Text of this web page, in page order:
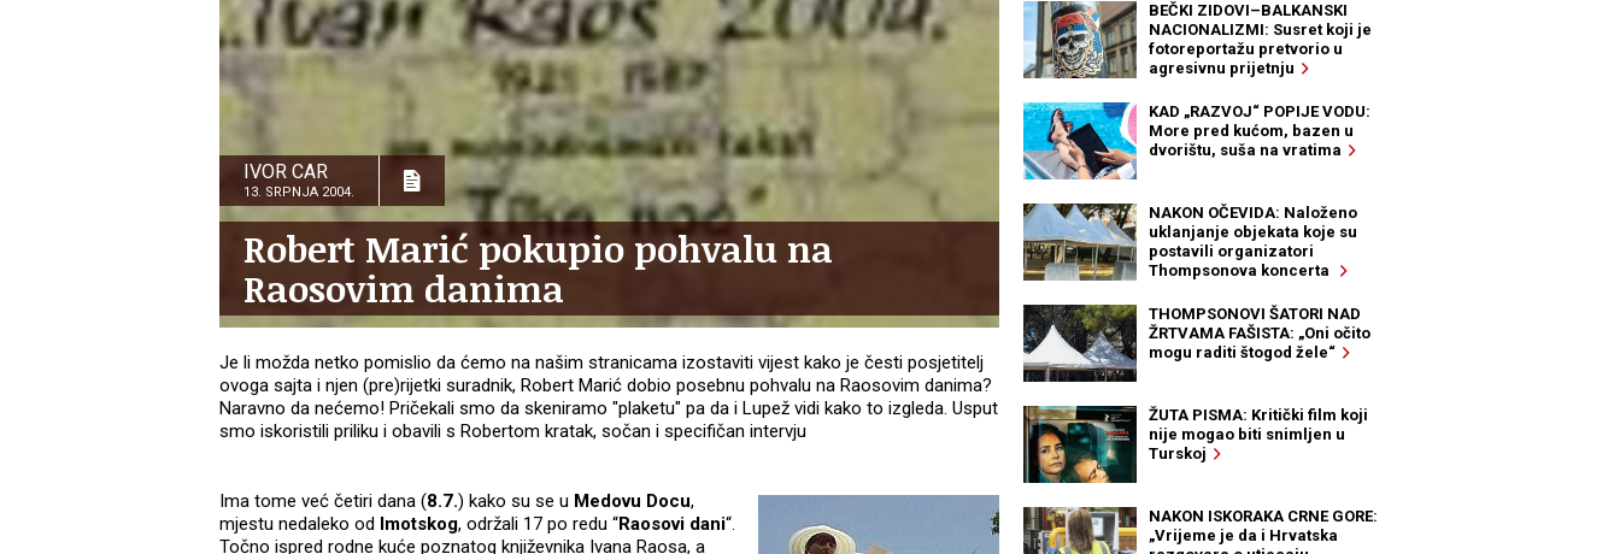
IVOR CAR
13. SRPNJA 2004.
Robert Marić pokupio pohvalu na
Raosovim danima
Je li možda netko pomislio da ćemo na našim stranicama izostaviti vijest kako je česti posjetitelj
ovoga sajta i njen (pre)rijetki suradnik, Robert Marić dobio posebnu pohvalu na Raosovim danima?
Naravno da nećemo! Pričekali smo da skeniramo "plaketu" pa da i Lupež vidi kako to izgleda. Usput
smo iskoristili priliku i obavili s Robertom kratak, sočan i specifičan intervju
Ima tome već četiri dana (8.7.) kako su se u Medovu Docu,
mjestu nedaleko od Imotskog, održali 17 po redu “Raosovi dani“.
Točno ispred rodne kuće poznatog književnika Ivana Raosa, a
BEČKI ZIDOVI–BALKANSKI
NACIONALIZMI: Susret koji je
fotoreportažu pretvorio u
agresivnu prijetnju
KAD „RAZVOJ“ POPIJE VODU:
More pred kućom, bazen u
dvorištu, suša na vratima
NAKON OČEVIDA: Naloženo
uklanjanje objekata koje su
postavili organizatori
Thompsonova koncerta
THOMPSONOVI ŠATORI NAD
ŽRTVAMA FAŠISTA: „Oni očito
mogu raditi štogod žele“
ŽUTA PISMA: Kritički film koji
nije mogao biti snimljen u
Turskoj
NAKON ISKORAKA CRNE GORE:
„Vrijeme je da i Hrvatska